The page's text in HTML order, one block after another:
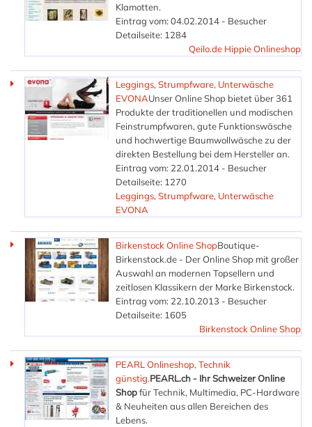
Klamotten.
Eintrag vom: 04.02.2014 - Besucher
Detailseite: 1284
Qeilo.de Hippie Onlineshop
Leggings, Strumpfware, Unterwäsche
EVONAUnser Online Shop bietet über 361
Produkte der traditionellen und modischen
Feinstrumpfwaren, gute Funktionswäsche
und hochwertige Baumwollwäsche zu der
direkten Bestellung bei dem Hersteller an.
Eintrag vom: 22.01.2014 - Besucher
Detailseite: 1270
Leggings, Strumpfware, Unterwäsche
EVONA
Birkenstock Online ShopBoutique-
Birkenstock.de - Der Online Shop mit großer
Auswahl an modernen Topsellern und
zeitlosen Klassikern der Marke Birkenstock.
Eintrag vom: 22.10.2013 - Besucher
Detailseite: 1605
Birkenstock Online Shop
PEARL Onlineshop, Technik
günstig.PEARL.ch - Ihr Schweizer Online
Shopfür Technik, Multimedia, PC-Hardware
& Neuheiten aus allen Bereichen des
Lebens.